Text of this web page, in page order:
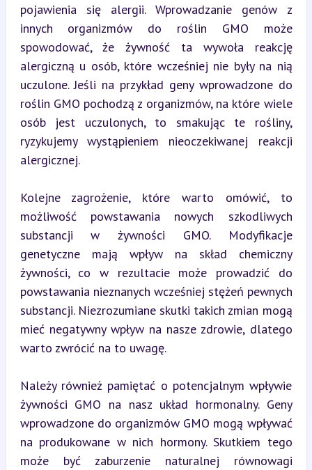
pojawienia się alergii. Wprowadzanie genów z
innych organizmów do roślin GMO może
spowodować, że żywność ta wywoła reakcję
alergiczną u osób, które wcześniej nie były na nią
uczulone. Jeśli na przykład geny wprowadzone do
roślin GMO pochodzą z organizmów, na które wiele
osób jest uczulonych, to smakując te rośliny,
ryzykujemy wystąpieniem nieoczekiwanej reakcji
alergicznej.
Kolejne zagrożenie, które warto omówić, to
możliwość powstawania nowych szkodliwych
substancji w żywności GMO. Modyfikacje
genetyczne mają wpływ na skład chemiczny
żywności, co w rezultacie może prowadzić do
powstawania nieznanych wcześniej stężeń pewnych
substancji. Niezrozumiane skutki takich zmian mogą
mieć negatywny wpływ na nasze zdrowie, dlatego
warto zwrócić na to uwagę.
Należy również pamiętać o potencjalnym wpływie
żywności GMO na nasz układ hormonalny. Geny
wprowadzone do organizmów GMO mogą wpływać
na produkowane w nich hormony. Skutkiem tego
może być zaburzenie naturalnej równowagi